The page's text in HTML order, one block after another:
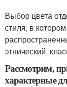
Выбор цвета
стиля, в
этнический,
Рассмотрим,
характерные